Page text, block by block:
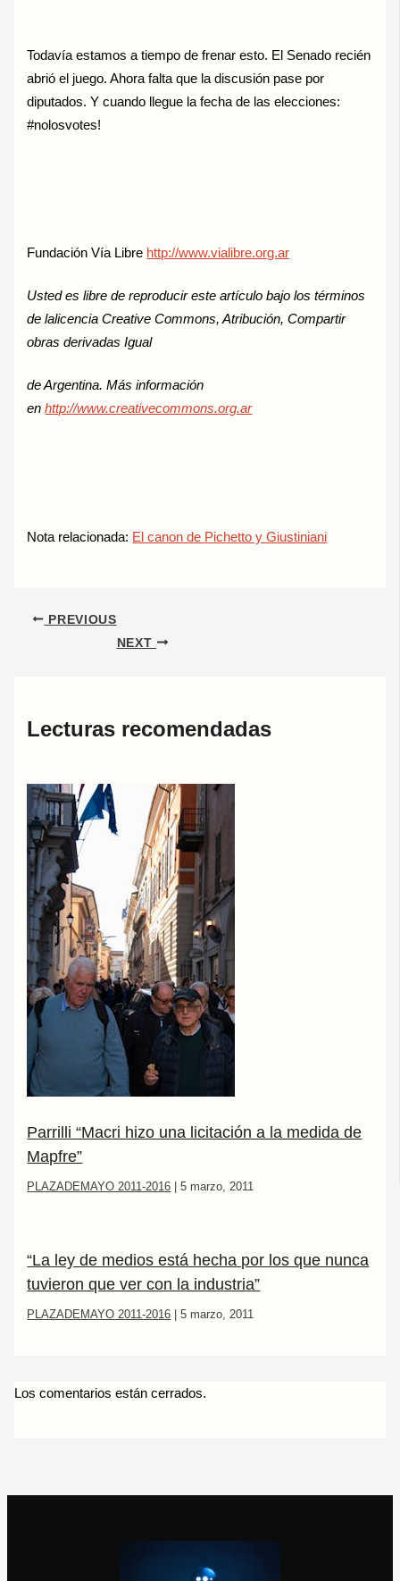
Todavía estamos a tiempo de frenar esto. El Senado recién
abrió el juego. Ahora falta que la discusión pase por
diputados. Y cuando llegue la fecha de las elecciones:
#nolosvotes!
Fundación Vía Libre http://www.vialibre.org.ar
Usted es libre de reproducir este artículo bajo los términos
de lalicencia Creative Commons, Atribución, Compartir
obras derivadas Igual
de Argentina. Más información
enhttp://www.creativecommons.org.ar
Nota relacionada: El canon de Pichetto y Giustiniani
PREVIOUS
NEXT
Lecturas recomendadas
Parrilli “Macri hizo una licitación a la medida de
Mapfre”
PLAZADEMAYO 2011-2016 |5 marzo, 2011
“La ley de medios está hecha por los que nunca
tuvieron que ver con la industria”
PLAZADEMAYO 2011-2016 |5 marzo, 2011
Los comentarios están cerrados.